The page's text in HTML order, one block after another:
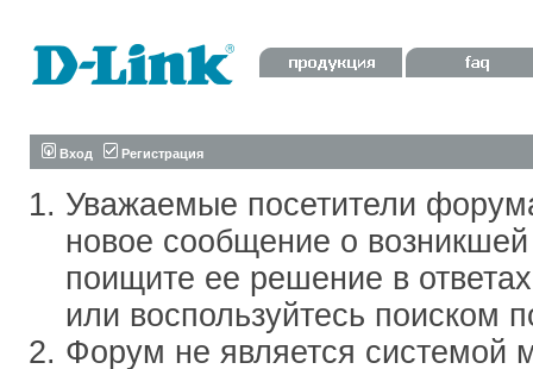
Вход Регистрация
Уважаемые посетители
новое сообщение о
поищите ее решение в
или воспользуйтесь поиском
Форум не является системой